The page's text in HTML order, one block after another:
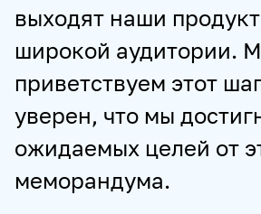
выходят наши
широкой аудитории.
приветствуем этот
уверен, что мы
ожидаемых целей от
меморандума.